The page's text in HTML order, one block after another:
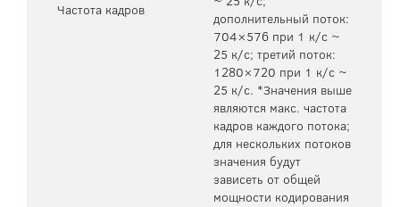
Частота кадров
дополнительный поток:
704×576 при 1 к/с ~
25 к/с; третий поток:
1280×720 при 1 к/с ~
25 к/с. *Значения выше
являются макс. частота
кадров каждого потока;
для нескольких потоков
значения будут
зависеть от общей
мощности кодирования